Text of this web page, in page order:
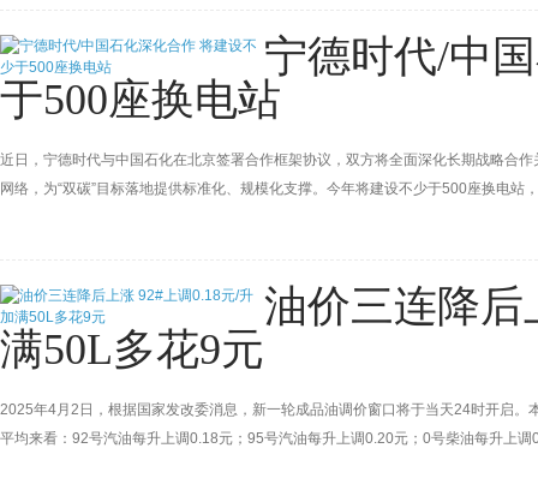
宁德时代/中
于500座换电站
近日，宁德时代与中国石化在北京签署合作框架协议，双方将全面深化长期战略合
网络，为“双碳”目标落地提供标准化、规模化支撑。今年将建设不少于500座换电站
油价三连降后
满50L多花9元
2025年4月2日，根据国家发改委消息，新一轮成品油调价窗口将于当天24时开启
平均来看：92号汽油每升上调0.18元；95号汽油每升上调0.20元；0号柴油每升上